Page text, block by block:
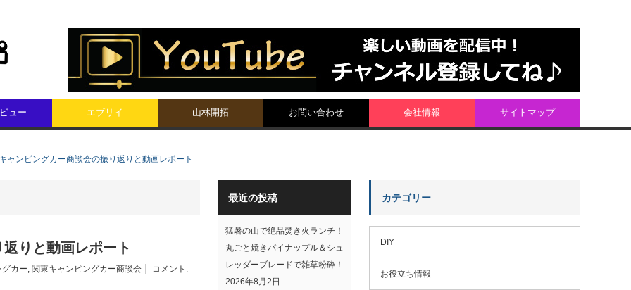
ュー エブリイ 山林開拓 お問い合わせ 会社情報 サイトマップ
ャンピングカー商談会の振り返りと動画レポート
りと動画レポート
カー, 関東キャンピングカー商談会 コメント:
最近の投稿
猛暑の山で絶品焚き火ランチ！
丸ごと焼きパイナップル＆シュ
レッダーブレードで雑草粉砕！
2026年8月2日
カテゴリー
DIY
お役立ち情報